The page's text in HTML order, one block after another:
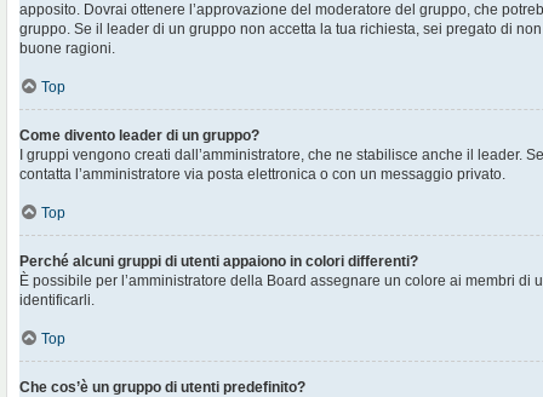
apposito. Dovrai ottenere l’approvazione del moderatore del gruppo, che
gruppo. Se il leader di un gruppo non accetta la tua richiesta, sei pregato di
buone ragioni.
Top
Come divento leader di un gruppo?
I gruppi vengono creati dall’amministratore, che ne stabilisce anche il leader.
contatta l’amministratore via posta elettronica o con un messaggio privato.
Top
Perché alcuni gruppi di utenti appaiono in colori differenti?
È possibile per l’amministratore della Board assegnare un colore ai membri di
identificarli.
Top
Che cos’è un gruppo di utenti predefinito?